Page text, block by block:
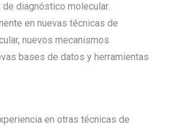
diagnóstico molecular.
en nuevas técnicas de
nuevos mecanismos
bases de datos y herramientas
en otras técnicas de